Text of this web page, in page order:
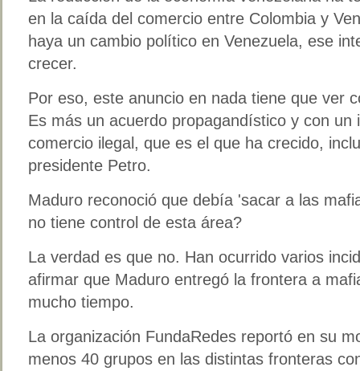
en la caída del comercio entre Colombia y
haya un cambio político en Venezuela, ese
crecer.
Por eso, este anuncio en nada tiene que ver
Es más un acuerdo propagandístico y con un
comercio ilegal, que es el que ha crecido,
presidente Petro.
Maduro reconoció que debía 'sacar a las
no tiene control de esta área?
La verdad es que no. Han ocurrido varios
afirmar que Maduro entregó la frontera a
mucho tiempo.
La organización FundaRedes reportó en su
menos 40 grupos en las distintas fronteras